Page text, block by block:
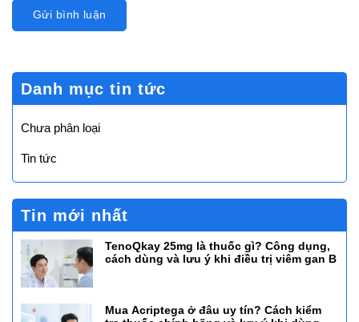
Danh mục tin tức
Chưa phân loại
Tin tức
Tin mới nhất
TenoQkay 25mg là thuốc gì? Công dụng,
cách dùng và lưu ý khi điều trị viêm gan B
Mua Acriptega ở đâu uy tín? Cách kiểm